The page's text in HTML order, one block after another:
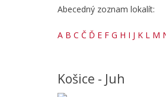
Abecedný zoznam lokalít:
A B C Č Ď E F G H I J K L M
Košice - Juh